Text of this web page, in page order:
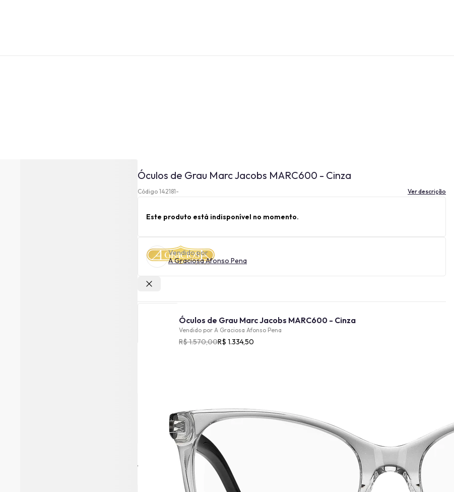
Óculos de Grau Marc Jacobs MARC600 - Cinza
Código 142181- Ver descrição
Este produto está indisponível no momento.
Vendido por
A Graciosa Afonso Pena
Óculos de Grau Marc Jacobs MARC600 - Cinza
Vendido por A Graciosa Afonso Pena
R$ 1.570,00R$ 1.334,50
Tamanho